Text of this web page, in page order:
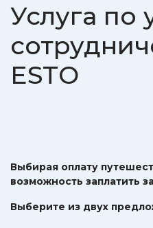
Услуга по
ESTO
Выбирая оплату
возможность заплатить
Выберите из двух